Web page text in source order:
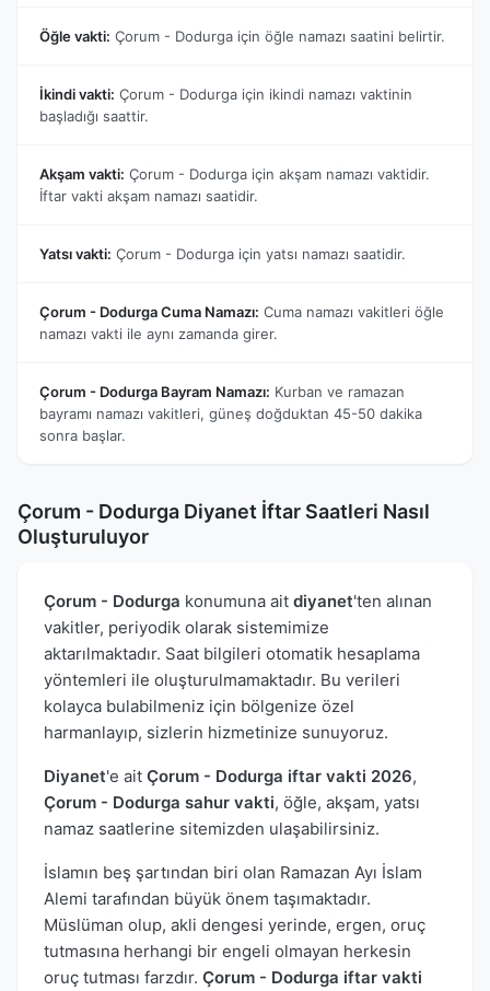
Öğle vakti: Çorum - Dodurga için öğle namazı saatini belirtir.
İkindi vakti: Çorum - Dodurga için ikindi namazı vaktinin
başladığı saattir.
Akşam vakti: Çorum - Dodurga için akşam namazı vaktidir.
İftar vakti akşam namazı saatidir.
Yatsı vakti: Çorum - Dodurga için yatsı namazı saatidir.
Çorum - Dodurga Cuma Namazı: Cuma namazı vakitleri öğle
namazı vakti ile aynı zamanda girer.
Çorum - Dodurga Bayram Namazı: Kurban ve ramazan
bayramı namazı vakitleri, güneş doğduktan 45-50 dakika
sonra başlar.
Çorum - Dodurga Diyanet İftar Saatleri Nasıl
Oluşturuluyor
Çorum - Dodurga konumuna ait diyanet'ten alınan
vakitler, periyodik olarak sistemimize
aktarılmaktadır. Saat bilgileri otomatik hesaplama
yöntemleri ile oluşturulmamaktadır. Bu verileri
kolayca bulabilmeniz için bölgenize özel
harmanlayıp, sizlerin hizmetinize sunuyoruz.
Diyanet'e ait Çorum - Dodurga iftar vakti 2026,
Çorum - Dodurga sahur vakti, öğle, akşam, yatsı
namaz saatlerine sitemizden ulaşabilirsiniz.
İslamın beş şartından biri olan Ramazan Ayı İslam
Alemi tarafından büyük önem taşımaktadır.
Müslüman olup, akli dengesi yerinde, ergen, oruç
tutmasına herhangi bir engeli olmayan herkesin
oruç tutması farzdır. Çorum - Dodurga iftar vakti